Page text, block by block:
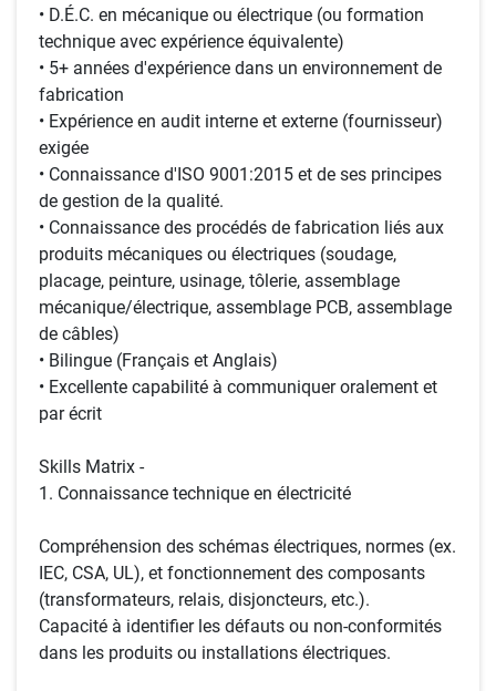
• D.É.C. en mécanique ou électrique (ou formation
technique avec expérience équivalente)
• 5+ années d'expérience dans un environnement de
fabrication
• Expérience en audit interne et externe (fournisseur)
exigée
• Connaissance d'ISO 9001:2015 et de ses principes
de gestion de la qualité.
• Connaissance des procédés de fabrication liés aux
produits mécaniques ou électriques (soudage,
placage, peinture, usinage, tôlerie, assemblage
mécanique/électrique, assemblage PCB, assemblage
de câbles)
• Bilingue (Français et Anglais)
• Excellente capabilité à communiquer oralement et
par écrit
Skills Matrix -
1. Connaissance technique en électricité
Compréhension des schémas électriques, normes (ex.
IEC, CSA, UL), et fonctionnement des composants
(transformateurs, relais, disjoncteurs, etc.).
Capacité à identifier les défauts ou non-conformités
dans les produits ou installations électriques.